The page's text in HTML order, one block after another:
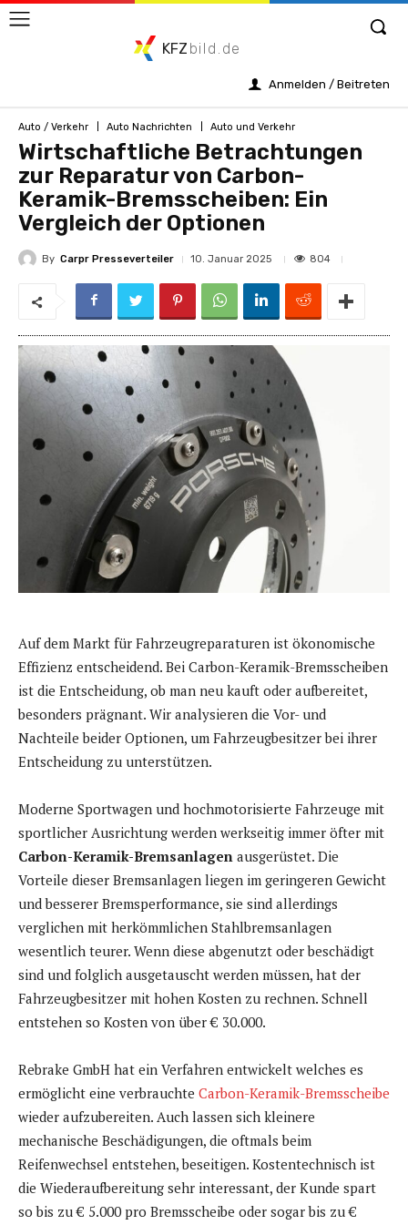
KFZ bild.de
Anmelden / Beitreten
Auto / Verkehr Auto Nachrichten Auto und Verkehr
Wirtschaftliche Betrachtungen
zur Reparatur von Carbon-
Keramik-Bremsscheiben: Ein
Vergleich der Optionen
By Carpr Presseverteiler 10. Januar 2025 804
Auf dem Markt für Fahrzeugreparaturen ist ökonomische
Effizienz entscheidend. Bei Carbon-Keramik-Bremsscheiben
ist die Entscheidung, ob man neu kauft oder aufbereitet,
besonders prägnant. Wir analysieren die Vor- und
Nachteile beider Optionen, um Fahrzeugbesitzer bei ihrer
Entscheidung zu unterstützen.
Moderne Sportwagen und hochmotorisierte Fahrzeuge mit
sportlicher Ausrichtung werden werkseitig immer öfter mit
Carbon-Keramik-Bremsanlagen ausgerüstet. Die
Vorteile dieser Bremsanlagen liegen im geringeren Gewicht
und besserer Bremsperformance, sie sind allerdings
verglichen mit herkömmlichen Stahlbremsanlagen
wesentlich teurer. Wenn diese abgenutzt oder beschädigt
sind und folglich ausgetauscht werden müssen, hat der
Fahrzeugbesitzer mit hohen Kosten zu rechnen. Schnell
entstehen so Kosten von über € 30.000.
Rebrake GmbH hat ein Verfahren entwickelt welches es
ermöglicht eine verbrauchte Carbon-Keramik-Bremsscheibe
wieder aufzubereiten. Auch lassen sich kleinere
mechanische Beschädigungen, die oftmals beim
Reifenwechsel entstehen, beseitigen. Kostentechnisch ist
die Wiederaufbereitung sehr interessant, der Kunde spart
so bis zu € 5.000 pro Bremsscheibe oder sogar bis zu €